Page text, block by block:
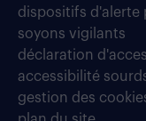
dispositifs d'alerte
soyons vigilants
déclaration
accessibilité
gestion des